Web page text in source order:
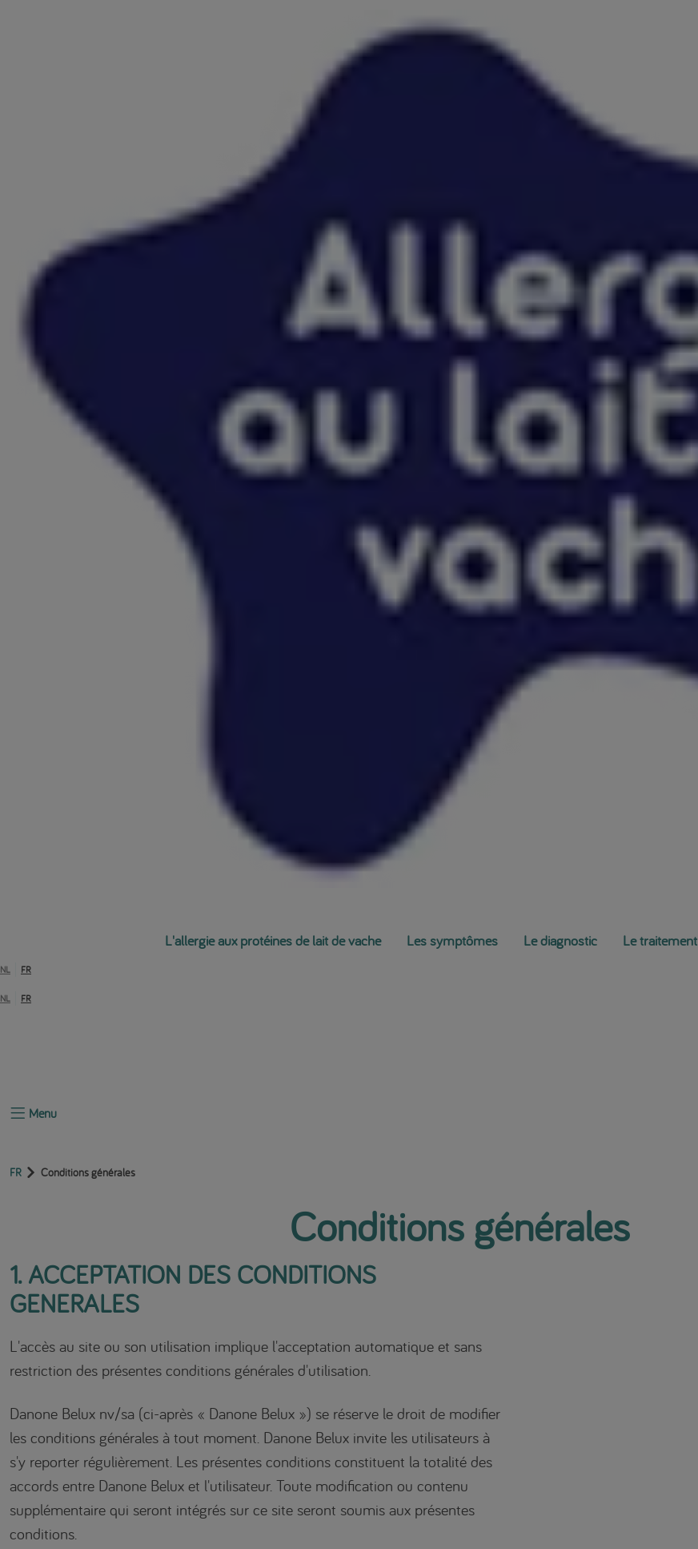
L'allergie aux protéines de lait de vache Les symptômes Le diagnostic Le traitement
NL FR
NL FR
Menu
FR Conditions générales
Conditions générales
1. ACCEPTATION DES CONDITIONS
GENERALES
L'accès au site ou son utilisation implique l'acceptation automatique et sans
restriction des présentes conditions générales d'utilisation.
Danone Belux nv/sa (ci-après « Danone Belux ») se réserve le droit de modifier
les conditions générales à tout moment. Danone Belux invite les utilisateurs à
s'y reporter régulièrement. Les présentes conditions constituent la totalité des
accords entre Danone Belux et l'utilisateur. Toute modification ou contenu
supplémentaire qui seront intégrés sur ce site seront soumis aux présentes
conditions.